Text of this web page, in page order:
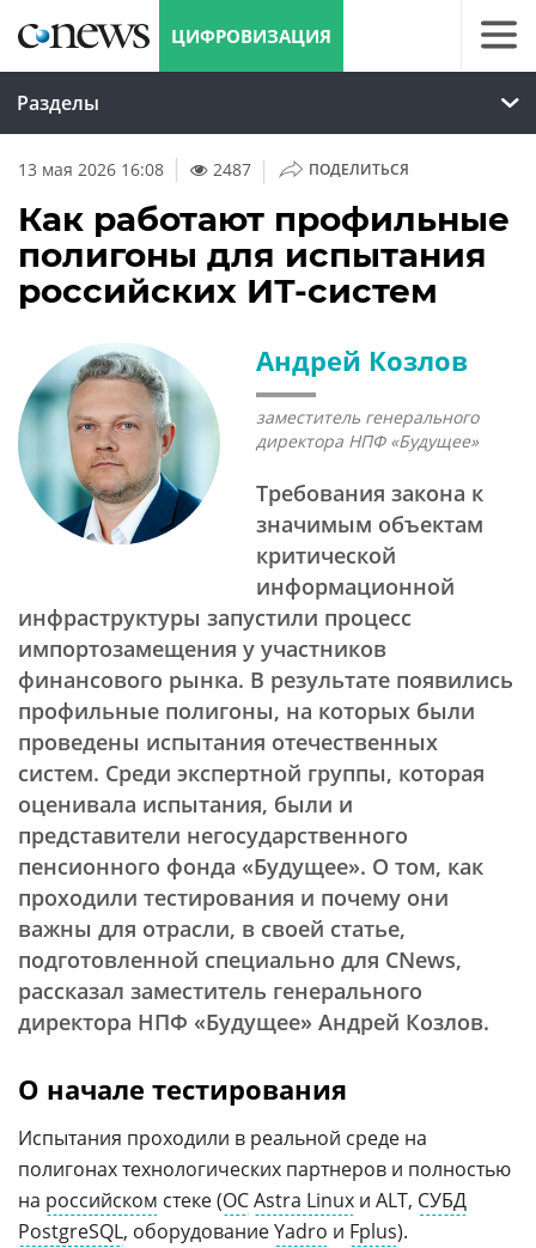
ЦИФРОВИЗАЦИЯ
Разделы
13 мая 2026 16:08 2487 | ПОДЕЛИТЬСЯ
Как работают профильные
полигоны для испытания
российских ИТ-систем
Андрей Козлов
заместитель генерального
директора НПФ «Будущее»
Требования закона к
значимым объектам
критической
информационной
инфраструктуры запустили процесс
импортозамещения у участников
финансового рынка. В результате появились
профильные полигоны, на которых были
проведены испытания отечественных
систем. Среди экспертной группы, которая
оценивала испытания, были и
представители негосударственного
пенсионного фонда «Будущее». О том, как
проходили тестирования и почему они
важны для отрасли, в своей статье,
подготовленной специально для CNews,
рассказал заместитель генерального
директора НПФ «Будущее» Андрей Козлов.
О начале тестирования
Испытания проходили в реальной среде на
полигонах технологических партнеров и полностью
на российском стеке (ОСAstra Linux и ALT, СУБД
PostgreSQL, оборудованиеYadro и Fplus).